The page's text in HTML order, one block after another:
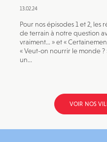
13.02.24
Pour nos épisodes 1 et 2,
de terrain à notre question
vraiment… » et «
« Veut-on nourrir le monde ?
un...
VOIR NOS